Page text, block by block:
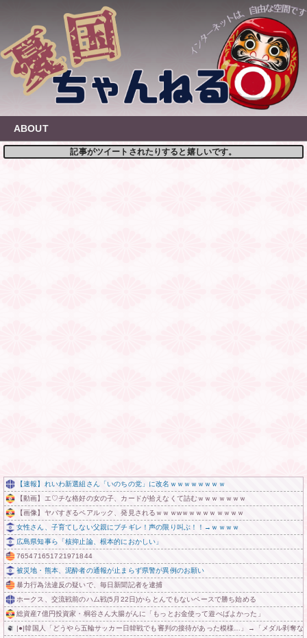
content
ABOUT
記事がツイートされたりすると嬉しいです。
【速報】れいわ新選組さん「いのちの党」に改名ｗｗｗｗｗｗｗｗ
【動画】エ♡チな格好の女の子、カードが拾えなくて詰むｗｗｗｗｗｗｗ
【画像】ヤバすぎるペアルック、発見されるｗｗｗwｗｗｗｗｗｗｗｗｗ
女性さん、子育てしない父親にブチギレ！声の限り叫ぶ！！→ｗｗｗｗ
広島県知事ら「核抑止論、根本的におかしい」
765471651721971844
被災地・熊本、泥酔者の通報が止まらず県警が異例のお願い
暴力行為法違反の疑いで、毎日新聞記者を逮捕
ホークス、交流戦前のハム戦(5月22日)からとんでもないペースで勝ち始める
総資産7億円投資家・桐谷さん大腸がんに「もっとお金使って遊べばよかった」
|●|韓国人「どうやら五輪サッカー日韓戦でも審判の接待があった模様…」→「メダル剥奪な